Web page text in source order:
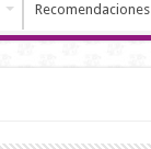
Recomendaciones